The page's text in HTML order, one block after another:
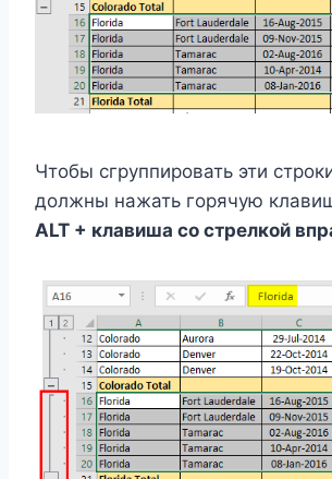
Чтобы сгруппировать эти
должны нажать горячую
ALT + клавиша со стрелкой